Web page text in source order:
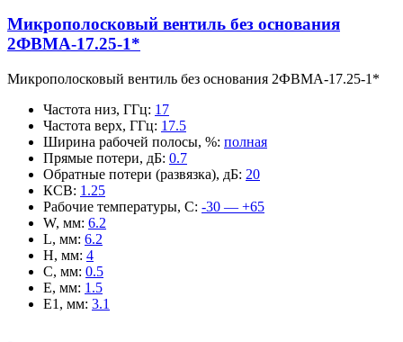
Микрополосковый вентиль без основания
2ФВМA-17.25-1*
Микрополосковый вентиль без основания 2ФВМA-17.25-1*
Частота низ, ГГц: 17
Частота верх, ГГц: 17.5
Ширина рабочей полосы, %: полная
Прямые потери, дБ: 0.7
Обратные потери (развязка), дБ: 20
КСВ: 1.25
Рабочие температуры, С: -30 — +65
W, мм: 6.2
L, мм: 6.2
H, мм: 4
C, мм: 0.5
E, мм: 1.5
E1, мм: 3.1